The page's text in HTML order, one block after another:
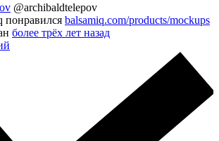
@archibaldtelepov
понравился balsamiq.com/products/mockups
более трёх лет назад